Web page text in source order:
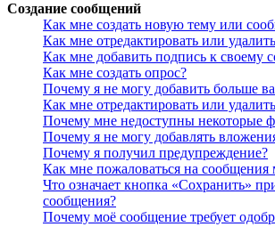
Создание сообщений
Как мне создать новую тему или
Как мне отредактировать или
Как мне добавить подпись к своему
Как мне создать опрос?
Почему я не могу добавить больше
Как мне отредактировать или
Почему мне недоступны некоторые
Почему я не могу добавлять
Почему я получил предупреждение?
Как мне пожаловаться на сообщения
Что означает кнопка «Сохранить»
сообщения?
Почему моё сообщение требует